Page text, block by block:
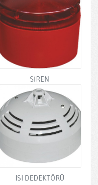
SİREN
ISI DEDEKTÖRÜ